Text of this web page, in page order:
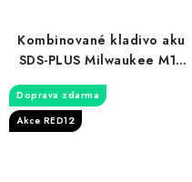
Kombinované kladivo aku
SDS-PLUS Milwaukee M18
FHAC16-0
Doprava zdarma
Akce RED12